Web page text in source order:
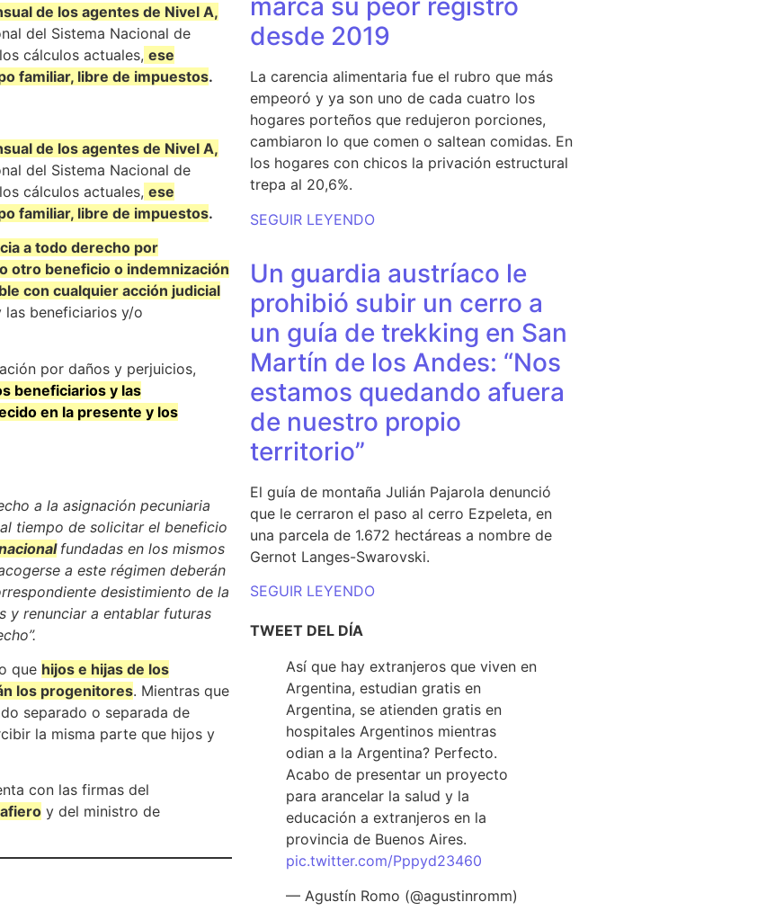
de los agentes de Nivel A,
del Sistema Nacional de
cálculos actuales, ese
familiar, libre de impuestos.
de los agentes de Nivel A,
del Sistema Nacional de
cálculos actuales, ese
familiar, libre de impuestos.
a todo derecho por
otro beneficio o indemnización
con cualquier acción judicial
beneficiarios y/o
por daños y perjuicios,
beneficiarios y las
en la presente y los
a la asignación pecuniaria
tiempo de solicitar el beneficio
fundadas en los mismos
a este régimen deberán
desistimiento de la
y renunciar a entablar futuras
que hijos e hijas de los
los progenitores. Mientras que
separado o separada de
la misma parte que hijos y
con las firmas del
y del ministro de
marca su peor registro
desde 2019
La carencia alimentaria fue el rubro que más
empeoró y ya son uno de cada cuatro los
hogares porteños que redujeron porciones,
cambiaron lo que comen o saltean comidas. En
los hogares con chicos la privación estructural
trepa al 20,6%.
SEGUIR LEYENDO
Un guardia austríaco le
prohibió subir un cerro a
un guía de trekking en San
Martín de los Andes: “Nos
estamos quedando afuera
de nuestro propio
territorio”
El guía de montaña Julián Pajarola denunció
que le cerraron el paso al cerro Ezpeleta, en
una parcela de 1.672 hectáreas a nombre de
Gernot Langes-Swarovski.
SEGUIR LEYENDO
TWEET DEL DÍA
Así que hay extranjeros que viven en
Argentina, estudian gratis en
Argentina, se atienden gratis en
hospitales Argentinos mientras
odian a la Argentina? Perfecto.
Acabo de presentar un proyecto
para arancelar la salud y la
educación a extranjeros en la
provincia de Buenos Aires.
pic.twitter.com/Pppyd23460
— Agustín Romo (@agustinromm)